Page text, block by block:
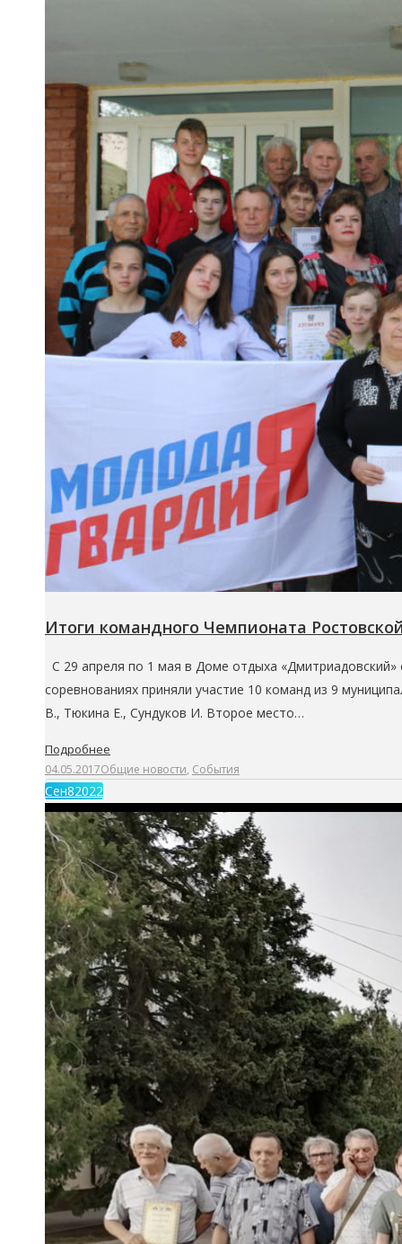
Итоги командного Чемпионата
С 29 апреля по 1 мая в Доме отдыха
соревнованиях приняли участие 10 команд из 9
В., Тюкина Е., Сундуков И. Второе место…
Подробнее
04.05.2017Общие новости, События
Сен82022